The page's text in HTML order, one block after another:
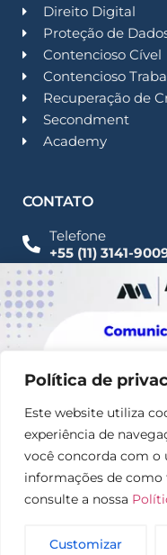
Política de
Este website utiliza
experiência de
você concorda com o
informações de como
consulte a nossa
Customizar
Direito Digital
Proteção de
Contencioso Cível
Contencioso
Recuperação de
Secondment
Academy
CONTATO
Telefone
+55 (11) 3141-
Imprensa
Fale Conosco
Alameda Santos,
SP